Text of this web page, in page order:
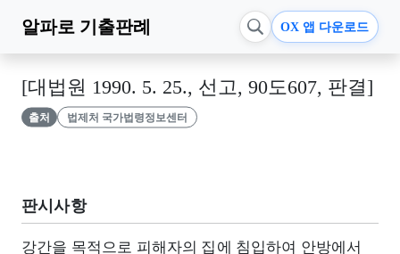
알파로 기출판례 OX 앱 다운로드
[대법원 1990. 5. 25., 선고, 90도607, 판결]
출처 법제처 국가법령정보센터
판시사항
강간을 목적으로 피해자의 집에 침입하여 안방에서